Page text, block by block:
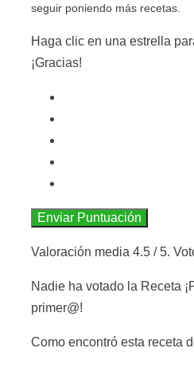
seguir poniendo más recetas.
Haga clic en una estrella
¡Gracias!
Enviar Puntuación
Valoración media 4.5 / 5.
Nadie ha votado la Receta
primer@!
Como encontró esta receta